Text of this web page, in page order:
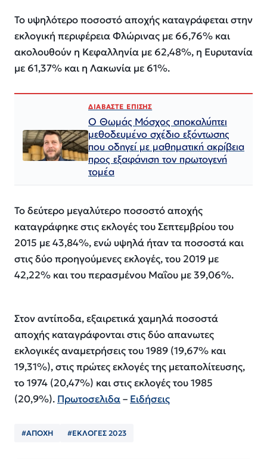
Το υψηλότερο ποσοστό αποχής καταγράφεται στην
εκλογική περιφέρεια Φλώρινας με 66,76% και
ακολουθούν η Κεφαλληνία με 62,48%, η Ευρυτανία
με 61,37% και η Λακωνία με 61%.
ΔΙΑΒΑΣΤΕ ΕΠΙΣΗΣ
Ο Θωμάς Μόσχος αποκαλύπτει
μεθοδευμένο σχέδιο εξόντωσης
που οδηγεί με μαθηματική ακρίβεια
προς εξαφάνιση τον πρωτογενή
τομέα
Το δεύτερο μεγαλύτερο ποσοστό αποχής
καταγράφηκε στις εκλογές του Σεπτεμβρίου του
2015 με 43,84%, ενώ υψηλά ήταν τα ποσοστά και
στις δύο προηγούμενες εκλογές, του 2019 με
42,22% και του περασμένου Μαΐου με 39,06%.
Στον αντίποδα, εξαιρετικά χαμηλά ποσοστά
αποχής καταγράφονται στις δύο απανωτες
εκλογικές αναμετρήσεις του 1989 (19,67% και
19,31%), στις πρώτες εκλογές της μεταπολίτευσης,
το 1974 (20,47%) και στις εκλογές του 1985
(20,9%). Πρωτοσελιδα– Ειδήσεις
#ΑΠΟΧΗ #ΕΚΛΟΓΕΣ 2023